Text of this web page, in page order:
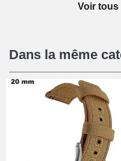
Kit
Pied à
9,90 €
Pince à
Voir tous
Dans la même